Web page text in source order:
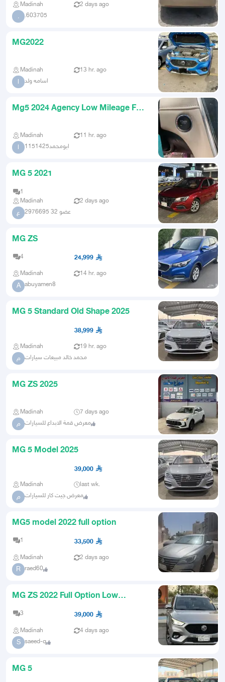
Madinah 2 days ago
. .603705
MG2022
Madinah 13 hr. ago
ا اسامه ولد
Mg5 2024 Agency Low Mileage For
Madinah 11 hr. ago
ا ابومحمد1151425
MG 5 2021
1
Madinah
2 days ago
ع عضو 32 2976695
MG ZS
4 24,999
Madinah 14 hr. ago
A abuyamen8
MG 5 Standard Old Shape 2025
38,999
Madinah 19 hr. ago
م محمد خالد مبيعات سيارات
MG ZS 2025
Madinah 7 days ago
م معرض قمة الابداع للسيارات
MG 5 Model 2025
39,000
Madinah last wk.
م معرض جيت كار للسيارات
MG5 model 2022 full option
1 33,500
Madinah 2 days ago
R raed60
MG ZS 2022 Full Option Low
Mileage
3 39,000
Madinah 4 days ago
S saeed-q
MG 5